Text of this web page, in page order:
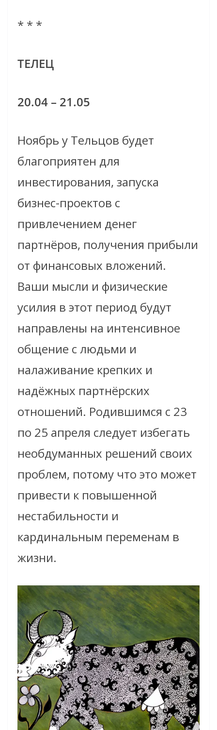
* * *
ТЕЛЕЦ
20.04 – 21.05
Ноябрь у Тельцов будет
благоприятен для
инвестирования, запуска
бизнес-проектов с
привлечением денег
партнёров, получения прибыли
от финансовых вложений.
Ваши мысли и физические
усилия в этот период будут
направлены на интенсивное
общение с людьми и
налаживание крепких и
надёжных партнёрских
отношений. Родившимся с 23
по 25 апреля следует избегать
необдуманных решений своих
проблем, потому что это может
привести к повышенной
нестабильности и
кардинальным переменам в
жизни.